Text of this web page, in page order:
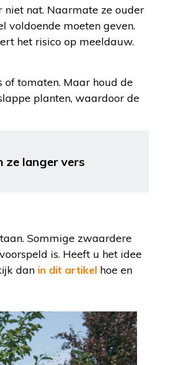
niet nat. Naarmate ze ouder
voldoende moeten geven.
het risico op meeldauw.
of tomaten. Maar houd de
planten, waardoor de
ze langer vers
Sommige zwaardere
is. Heeft u het idee
dan in dit artikel hoe en